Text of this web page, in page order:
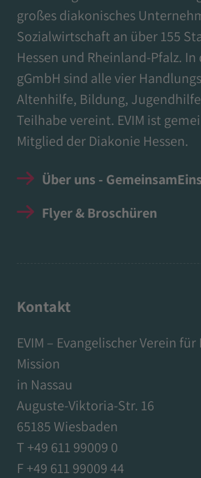
großes diakonisches
Sozialwirtschaft an über 155
Hessen und Rheinland-Pfalz. In
gGmbH sind alle vier
Altenhilfe, Bildung,
Teilhabe vereint. EVIM ist
Mitglied der Diakonie Hessen.
Über uns - GemeinsamEins
Flyer & Broschüren
Kontakt
EVIM – Evangelischer Verein
Mission
in Nassau
Auguste-Viktoria-Str. 16
65185 Wiesbaden
T +49 611 99009 0
F +49 611 99009 44